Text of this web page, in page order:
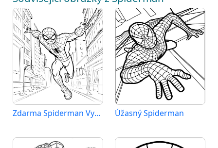
Zdarma Spiderman Vymalovatelné Úžasný Spiderman